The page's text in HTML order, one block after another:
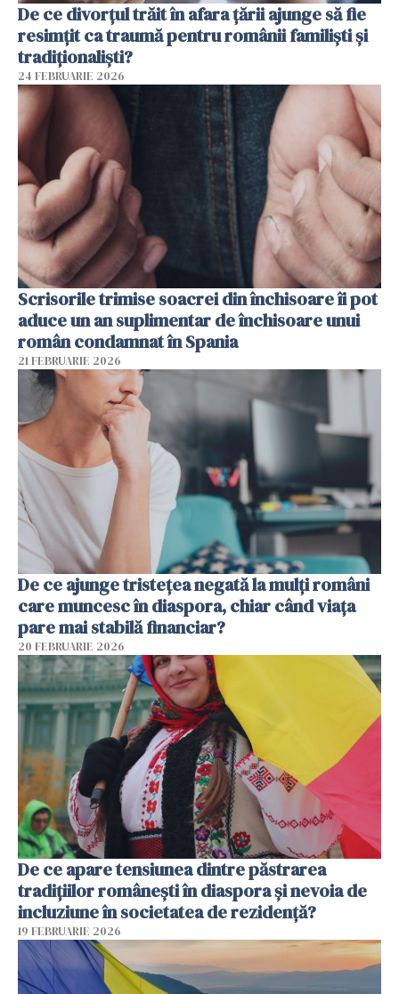
De ce divorțul trăit în afara țării ajunge să fie
resimțit ca traumă pentru românii familiști și
tradiționaliști?
24 FEBRUARIE 2026
Scrisorile trimise soacrei din închisoare îi pot
aduce un an suplimentar de închisoare unui
român condamnat în Spania
21 FEBRUARIE 2026
De ce ajunge tristețea negată la mulți români
care muncesc în diaspora, chiar când viața
pare mai stabilă financiar?
20 FEBRUARIE 2026
De ce apare tensiunea dintre păstrarea
tradițiilor românești în diaspora și nevoia de
incluziune în societatea de rezidență?
19 FEBRUARIE 2026